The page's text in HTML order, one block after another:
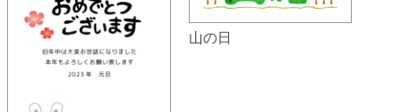
山の日